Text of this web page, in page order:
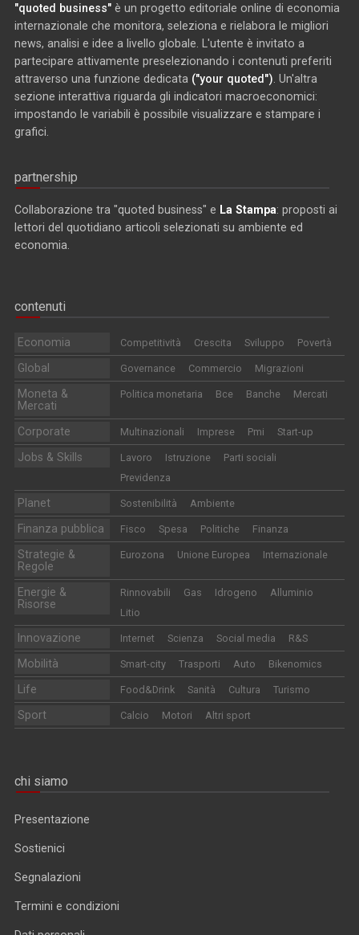
"quoted business" è un progetto editoriale online di economia
internazionale che monitora, seleziona e rielabora le migliori
news, analisi e idee a livello globale. L'utente è invitato a
partecipare attivamente preselezionando i contenuti preferiti
attraverso una funzione dedicata ("your quoted") . Un'altra
sezione interattiva riguarda gli indicatori macroeconomici:
impostando le variabili è possibile visualizzare e stampare i
grafici.
partnership
Collaborazione tra "quoted business" e La Stampa: proposti ai
lettori del quotidiano articoli selezionati su ambiente ed
economia.
contenuti
Economia Competitività Crescita Sviluppo Povertà
Global Governance Commercio Migrazioni
Moneta &
Mercati
Politica monetaria Bce Banche Mercati
Corporate Multinazionali Imprese Pmi Start-up
Jobs & Skills Lavoro Istruzione
Parti sociali
Previdenza
Planet Sostenibilità Ambiente
Finanza pubblica Fisco Spesa Politiche Finanza
Strategie &
Regole
Eurozona Unione Europea Internazionale
Energie &
Risorse
Rinnovabili Gas Idrogeno
Alluminio
Litio
Innovazione Internet Scienza Social media R&S
Mobilità Smart-city Trasporti Auto Bikenomics
Life Food&Drink Sanità Cultura Turismo
Sport Calcio Motori Altri sport
chi siamo
Presentazione
Sostienici
Segnalazioni
Termini e condizioni